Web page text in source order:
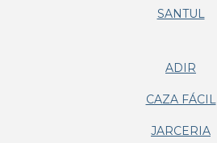
SANTUL
ADIR
CAZA FÁCIL
JARCERIA